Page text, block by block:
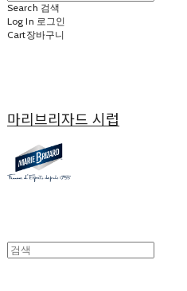
Search 검색
Log In 로그인
Cart장바구니
마리브리자드 시럽